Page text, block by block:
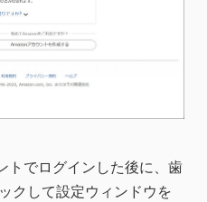
トでログインした後に、歯
クして設定ウィンドウを